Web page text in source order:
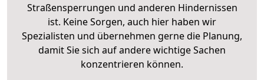
Straßensperrungen und anderen Hindernissen
ist. Keine Sorgen, auch hier haben wir
Spezialisten und übernehmen gerne die Planung,
damit Sie sich auf andere wichtige Sachen
konzentrieren können.